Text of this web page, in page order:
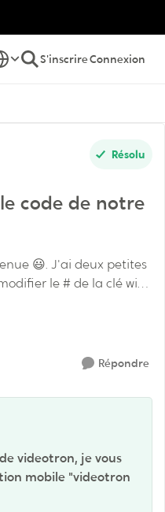
S'inscrireConnexion
Résolu
code de notre
😃. J'ai deux petites
le # de la clé wifi,
que me guider sur
Répondre
videotron, je vous
mobile "videotron